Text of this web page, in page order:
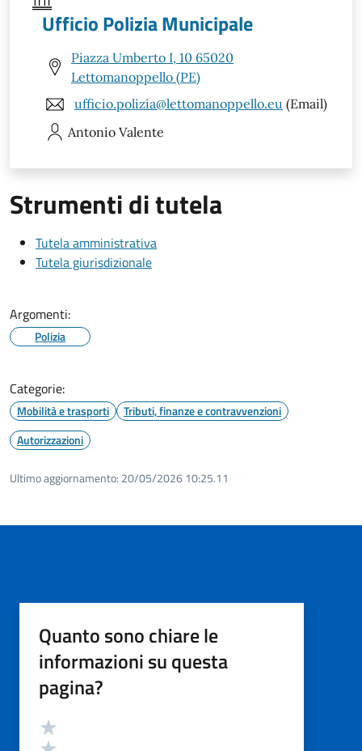
Ufficio Polizia Municipale
Piazza Umberto I, 10 65020
Lettomanoppello (PE)
ufficio.polizia@lettomanoppello.eu (Email)
Antonio Valente
Strumenti di tutela
Tutela amministrativa
Tutela giurisdizionale
Argomenti:
Polizia
Categorie:
Mobilità e trasporti
Tributi, finanze e contravvenzioni
Autorizzazioni
Ultimo aggiornamento: 20/05/2026 10:25.11
Quanto sono chiare le
informazioni su questa
pagina?
Valutazione